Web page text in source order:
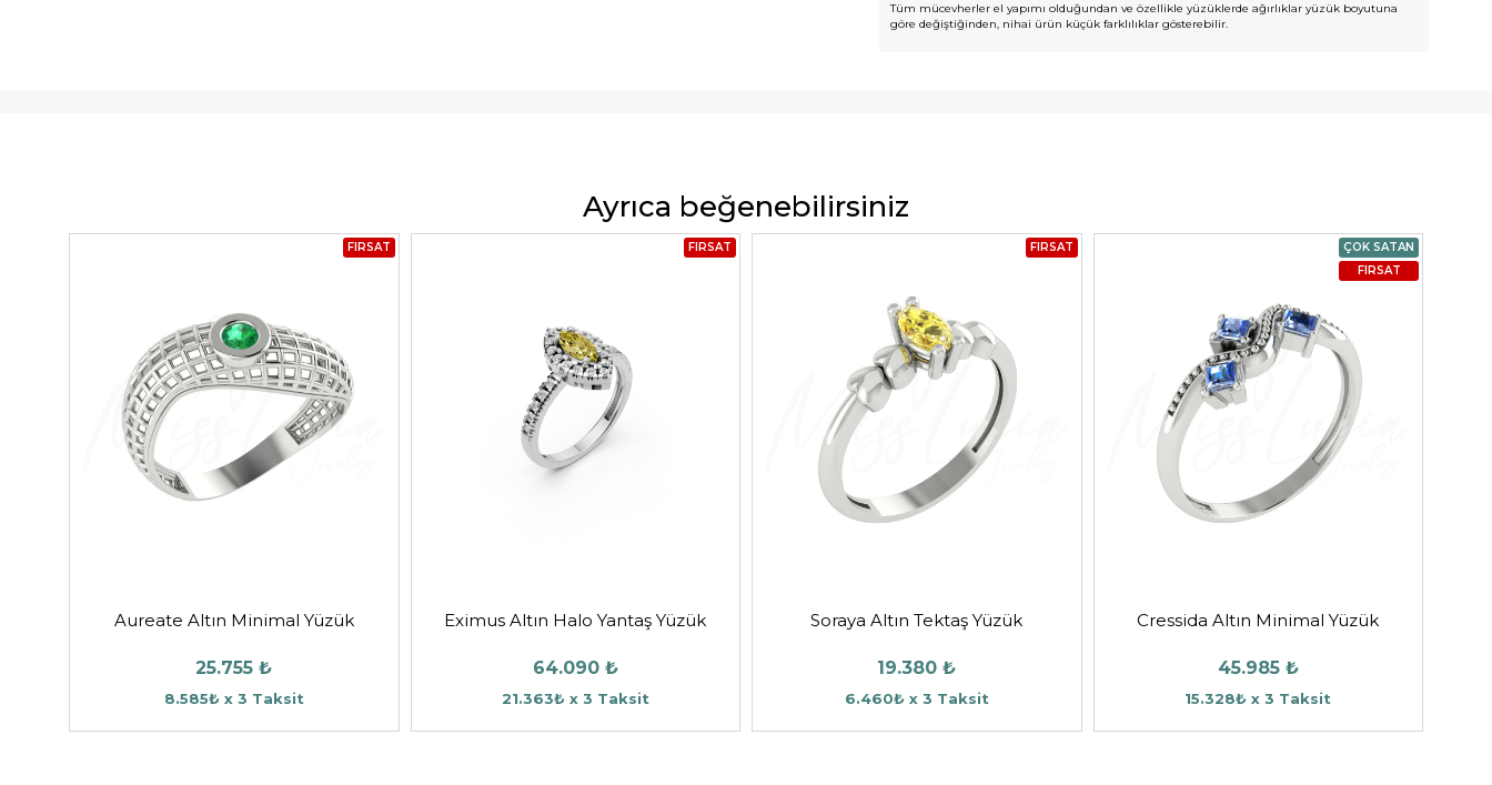
Tüm mücevherler el yapımı olduğundan ve özellikle yüzüklerde ağırlıklar yüzük boyutuna
göre değiştiğinden, nihai ürün küçük farklılıklar gösterebilir.
Ayrıca beğenebilirsiniz
FIRSAT
Aureate Altın Minimal Yüzük
25.755 ₺
8.585₺ x 3 Taksit
FIRSAT
Eximus Altın Halo Yantaş Yüzük
64.090 ₺
21.363₺ x 3 Taksit
FIRSAT
Soraya Altın Tektaş Yüzük
19.380 ₺
6.460₺ x 3 Taksit
ÇOK SATAN
FIRSAT
Cressida Altın Minimal Yüzük
45.985 ₺
15.328₺ x 3 Taksit